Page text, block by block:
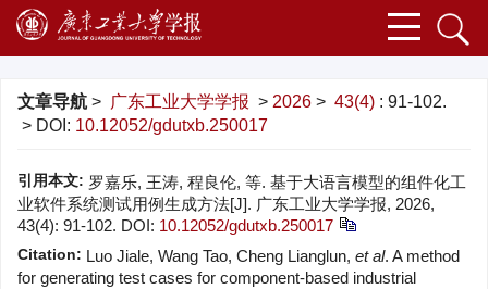
文章导航 > 广东工业大学学报 > 2026 > 43(4) : 91-102.
> DOI: 10.12052/gdutxb.250017
引用本文: 罗嘉乐, 王涛, 程良伦, 等. 基于大语言模型的组件化工
业软件系统测试用例生成方法[J]. 广东工业大学学报, 2026,
43(4): 91-102. DOI: 10.12052/gdutxb.250017
Citation: Luo Jiale, Wang Tao, Cheng Lianglun, et al. A method
for generating test cases for component-based industrial